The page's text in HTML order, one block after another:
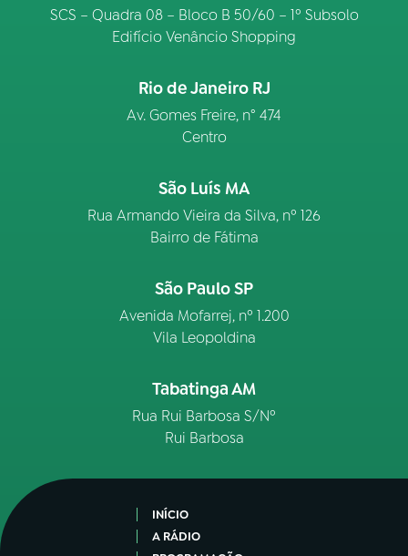
SCS – Quadra 08 – Bloco B 50/60 – 1º Subsolo
Edifício Venâncio Shopping
Rio de Janeiro RJ
Av. Gomes Freire, n° 474
Centro
São Luís MA
Rua Armando Vieira da Silva, nº 126
Bairro de Fátima
São Paulo SP
Avenida Mofarrej, nº 1.200
Vila Leopoldina
Tabatinga AM
Rua Rui Barbosa S/Nº
Rui Barbosa
INÍCIO
A RÁDIO